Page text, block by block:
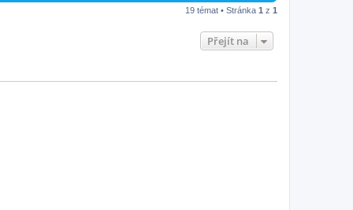
19 témat • Stránka 1 z 1
Přejít na